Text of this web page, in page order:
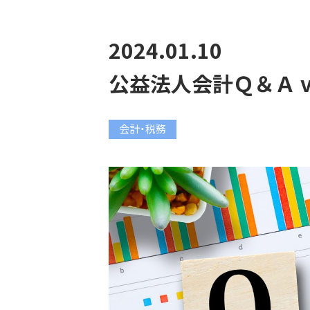
2024.01.10
公益法人会計Ｑ＆Ａ
会計・税務